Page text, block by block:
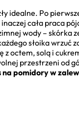
idealne. Po
cała praca
wody – skórka
słoika
z octem, solą i
przestrzeni od
na pomidory w